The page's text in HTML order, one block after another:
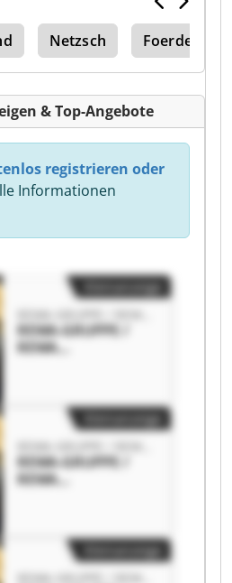
Netzsch
& Top-Angebote
registrieren oder
Informationen
REWA-GRUPPE /
REWA
GRUPPE / REWA
Kammerfilterpress
en GmbH
REWA-GRUPPE /
REWA
GRUPPE / REWA
Kammerfilterpress
en GmbH
Kleinanzeige
Kleinanzeige